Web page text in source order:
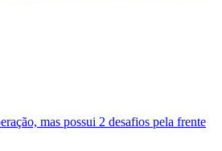
mas possui 2 desafios pela frente